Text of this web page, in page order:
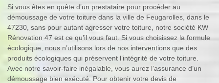
Si vous êtes en quête d’un prestataire pour procéder au
démoussage de votre toiture dans la ville de Feugarolles, dans le
47230, sans pour autant agresser votre toiture, notre société KW
Rénovation 47 est ce qu’il vous faut. Si vous choisissez la formule
écologique, nous n’utilisons lors de nos interventions que des
produits écologiques qui préservent l’intégrité de votre toiture.
Avec notre savoir-faire inégalable, vous aurez l’assurance d’un
démoussage bien exécuté. Pour obtenir votre devis de